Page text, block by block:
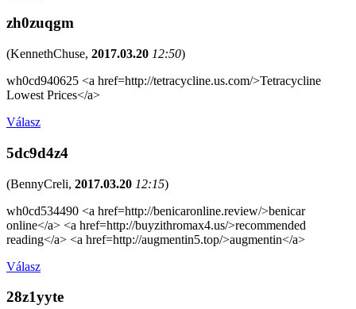
zh0zuqgm
(KennethChuse, 2017.03.20 12:50)
wh0cd940625 <a href=http://tetracycline.us.com/>Tetracycline
Lowest Prices</a>
Válasz
5dc9d4z4
(BennyCreli, 2017.03.20 12:15)
wh0cd534490 <a href=http://benicaronline.review/>benicar
online</a> <a href=http://buyzithromax4.us/>recommended
reading</a> <a href=http://augmentin5.top/>augmentin</a>
Válasz
28z1yyte